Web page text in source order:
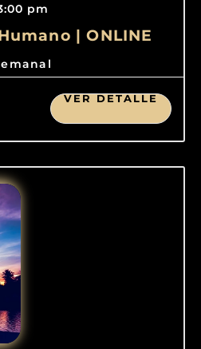
pm
| ONLINE
VER DETALLE